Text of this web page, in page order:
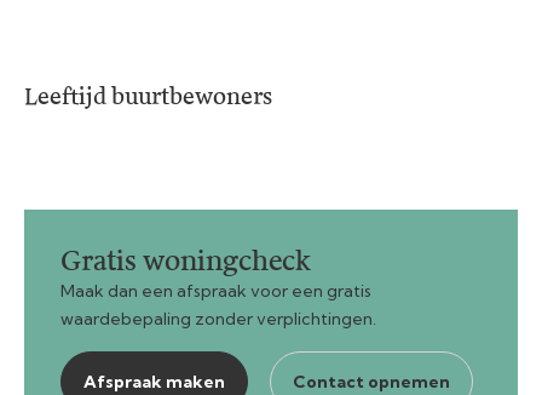
Leeftijd buurtbewoners
Gratis woningcheck
Maak dan een afspraak voor een gratis
waardebepaling zonder verplichtingen.
Afspraak maken Contact opnemen